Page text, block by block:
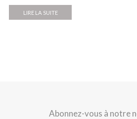
LIRE LA SUITE
Abonnez-vous à notre